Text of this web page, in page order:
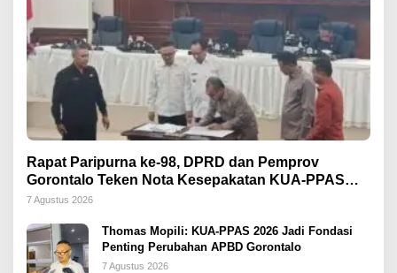
Rapat Paripurna ke-98, DPRD dan Pemprov
Gorontalo Teken Nota Kesepakatan KUA-PPAS
2026
7 Agustus 2026
Thomas Mopili: KUA-PPAS 2026 Jadi Fondasi
Penting Perubahan APBD Gorontalo
7 Agustus 2026